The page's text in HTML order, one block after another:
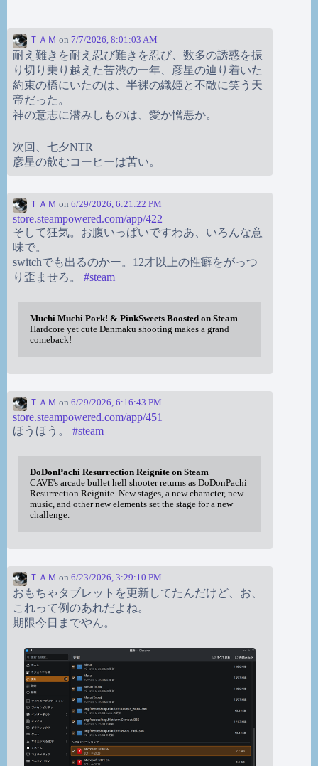
ＴＡＭ on 7/7/2026, 8:01:03 AM
耐え難きを耐え忍び難きを忍び、数多の誘惑を振
り切り乗り越えた苦渋の一年、彦星の辿り着いた
約束の橋にいたのは、半裸の織姫と不敵に笑う天
帝だった。
神の意志に潜みしものは、愛か憎悪か。
次回、七夕NTR
彦星の飲むコーヒーは苦い。
ＴＡＭ on 6/29/2026, 6:21:22 PM
store.steampowered.com/app/422
そして狂気。お腹いっぱいですわあ、いろんな意
味で。
switchでも出るのかー。12才以上の性癖をがっつ
り歪ませろ。 #steam
Muchi Muchi Pork! & PinkSweets Boosted on Steam
Hardcore yet cute Danmaku shooting makes a grand
comeback!
ＴＡＭ on 6/29/2026, 6:16:43 PM
store.steampowered.com/app/451
ほうほう。 #steam
DoDonPachi Resurrection Reignite on Steam
CAVE's arcade bullet hell shooter returns as DoDonPachi
Resurrection Reignite. New stages, a new character, new
music, and other new elements set the stage for a new
challenge.
ＴＡＭ on 6/23/2026, 3:29:10 PM
おもちゃタブレットを更新してたんだけど、お、
これって例のあれだよね。
期限今日までやん。